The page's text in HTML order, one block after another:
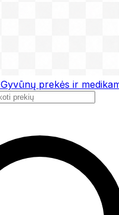
Gyvūnų prekės ir